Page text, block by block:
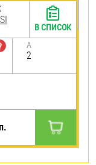
A
2
В СПИСОК